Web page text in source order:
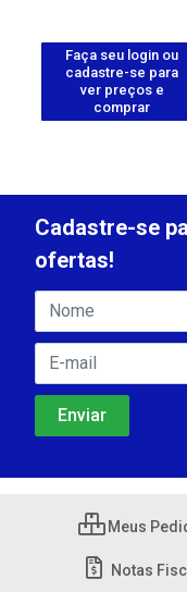
Faça seu login ou
cadastre-se para
ver preços e
comprar
Cadastre-se
ofertas!
Meus
Notas